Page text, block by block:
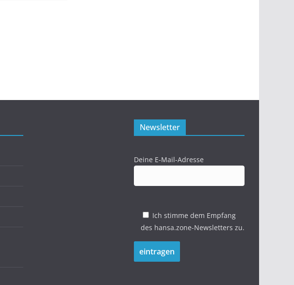
Newsletter
Deine E-Mail-Adresse
Ich stimme dem Empfang
des hansa.zone-Newsletters zu.